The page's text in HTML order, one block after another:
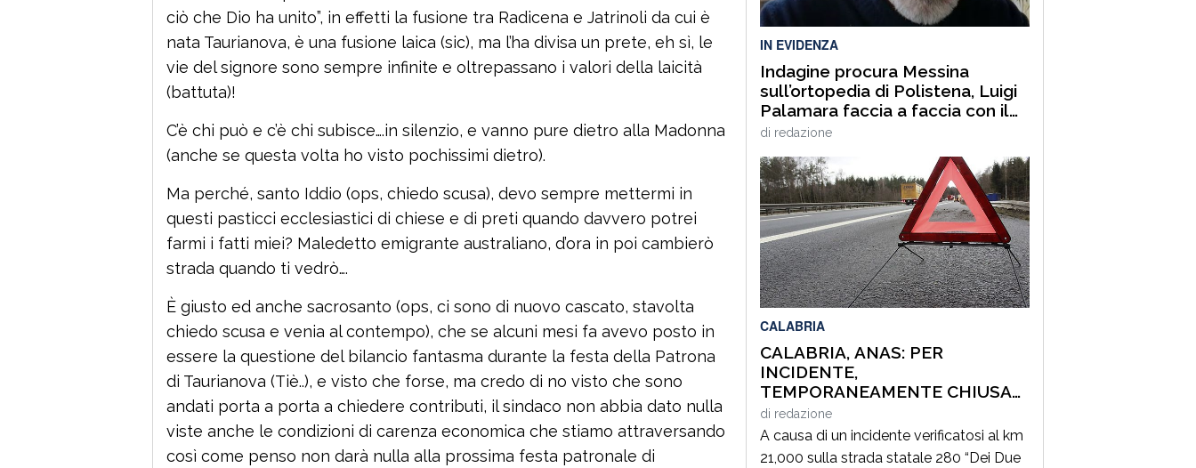
ciò che Dio ha unito”, in effetti la fusione tra Radicena e Jatrinoli da cui è
nata Taurianova, è una fusione laica (sic), ma l’ha divisa un prete, eh sì, le
vie del signore sono sempre infinite e oltrepassano i valori della laicità
(battuta)!
C’è chi può e c’è chi subisce….in silenzio, e vanno pure dietro alla Madonna
(anche se questa volta ho visto pochissimi dietro).
Ma perché, santo Iddio (ops, chiedo scusa), devo sempre mettermi in
questi pasticci ecclesiastici di chiese e di preti quando davvero potrei
farmi i fatti miei? Maledetto emigrante australiano, d’ora in poi cambierò
strada quando ti vedrò….
È giusto ed anche sacrosanto (ops, ci sono di nuovo cascato, stavolta
chiedo scusa e venia al contempo), che se alcuni mesi fa avevo posto in
essere la questione del bilancio fantasma durante la festa della Patrona
di Taurianova (Tiè..), e visto che forse, ma credo di no visto che sono
andati porta a porta a chiedere contributi, il sindaco non abbia dato nulla
viste anche le condizioni di carenza economica che stiamo attraversando
così come penso non darà nulla alla prossima festa patronale di
IN EVIDENZA
Indagine procura Messina
sull’ortopedia di Polistena, Luigi
Palamara faccia a faccia con il
nostro direttore Luigi Longo.
di redazione
CALABRIA
CALABRIA, ANAS: PER
INCIDENTE,
TEMPORANEAMENTE CHIUSA
LA CARREGGIATA SULLA SS280
“DEI DUE MARI”, IN DIREZIONE
LAMEZIA TERME
di redazione
A causa di un incidente verificatosi al km
21,000 sulla strada statale 280 “Dei Due